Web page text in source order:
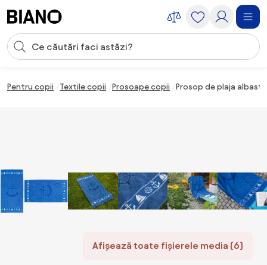
Introducerea căutării
Pentru copii Textile copii Prosoape copii Prosop de plaja
Afișează toate fișierele media (6)